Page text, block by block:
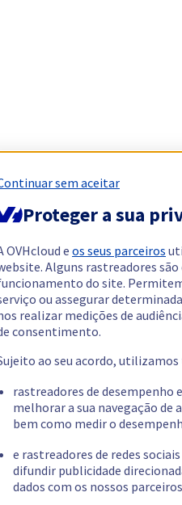
sem aceitar
Proteger a sua
OVHcloud eos seus parceiros
Alguns rastreadores
do site.
ou assegurar
realizar medições de
consentimento.
ao seu acordo,
rastreadores de desempenho
melhorar a sua navegação de
bem como medir o
e rastreadores de redes
difundir publicidade
dados com os nossos